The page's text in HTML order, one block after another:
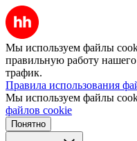
Мы используем файлы
правильную работу нашего
трафик.
Правила использования
Мы используем файлы
файлов cookie
Понятно